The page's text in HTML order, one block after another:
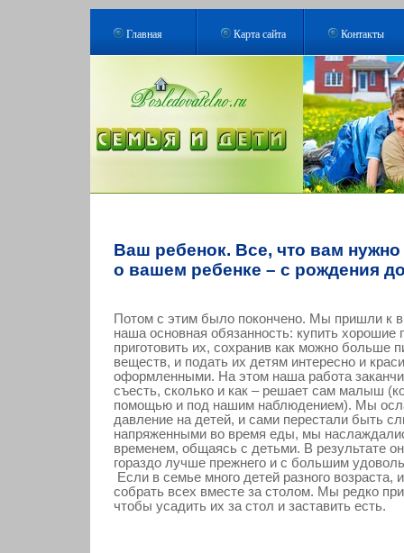
Главная Карта сайта Контакты
Ваш ребенок. Все, что вам нужно
о вашем ребенке – с рождения
Потом с этим было покончено. Мы пришли к
наша основная обязанность: купить хорошие
приготовить их, сохранив как можно больше
веществ, и подать их детям интересно и
оформленными. На этом наша работа
съесть, сколько и как – решает сам малыш
помощью и под нашим наблюдением). Мы
давление на детей, и сами перестали быть
напряженными во время еды, мы
временем, общаясь с детьми. В результате
гораздо лучше прежнего и с большим
Если в семье много детей разного возраста,
собрать всех вместе за столом. Мы редко
чтобы усадить их за стол и заставить есть.